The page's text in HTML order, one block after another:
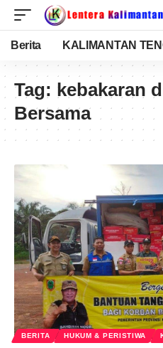
Berita KALIMANTAN
Tag: kebakaran
Bersama
BERITA HUKUM & PERISTIWA